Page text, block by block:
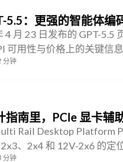
5.5：更强的智能体编
4 月 23 日发布的 GPT-5.5
可用性与价格上的关键信息
分钟
指南里，PCIe 显卡辅
Rail Desktop Platform
、2x4 和 12V-2x6 的定
分钟